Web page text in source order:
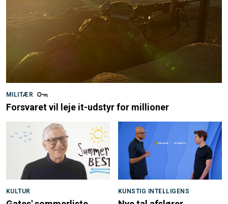
MILITÆR
Forsvaret vil leje it-udstyr for millioner
KULTUR KUNSTIG INTELLIGENS